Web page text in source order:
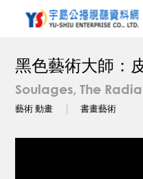
黑色藝術大師：
Soulages, The
藝術 動畫 書畫藝術